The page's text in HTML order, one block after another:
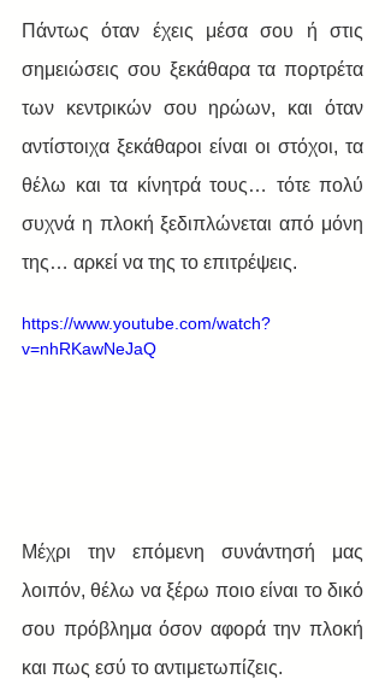
Πάντως όταν έχεις μέσα σου ή στις
σημειώσεις σου ξεκάθαρα τα πορτρέτα
των κεντρικών σου ηρώων, και όταν
αντίστοιχα ξεκάθαροι είναι οι στόχοι, τα
θέλω και τα κίνητρά τους… τότε πολύ
συχνά η πλοκή ξεδιπλώνεται από μόνη
της… αρκεί να της το επιτρέψεις.
https://www.youtube.com/watch?
v=nhRKawNeJaQ
Μέχρι την επόμενη συνάντησή μας
λοιπόν, θέλω να ξέρω ποιο είναι το δικό
σου πρόβλημα όσον αφορά την πλοκή
και πως εσύ το αντιμετωπίζεις.